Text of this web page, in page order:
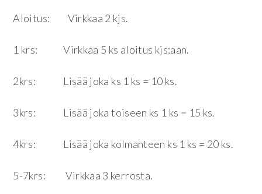
Aloitus: Virkkaa 2 kjs.
1 krs: Virkkaa 5 ks aloitus kjs:aan.
2krs: Lisää joka ks 1 ks = 10 ks.
3krs: Lisää joka toiseen ks 1 ks = 15 ks.
4krs: Lisää joka kolmanteen ks 1 ks = 20 ks.
5-7krs: Virkkaa 3 kerrosta.